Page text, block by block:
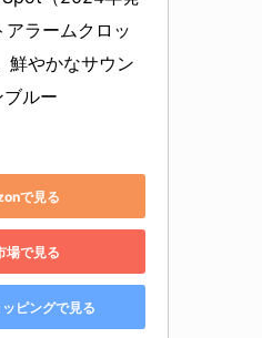
ラームクロッ
鮮やかなサウン
ブルー
で見る
場で見る
ピングで見る